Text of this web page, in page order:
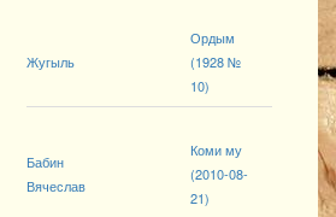
Жугыль
Ордым
(1928 №
10)
Бабин
Вячеслав
Коми му
(2010-08-
21)